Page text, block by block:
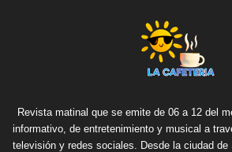
Revista matinal que se emite de 06 a 12 del
informativo, de entretenimiento y musical a
televisión y redes sociales. Desde la ciudad de